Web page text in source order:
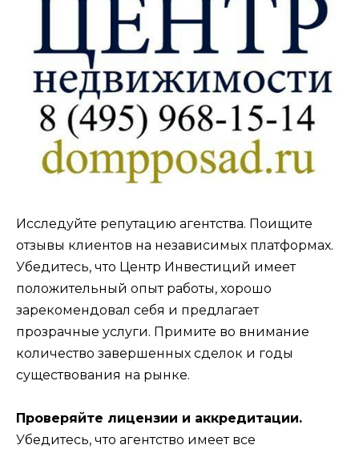
Исследуйте репутацию агентства. Поищите
отзывы клиентов на независимых платформах.
Убедитесь, что Центр Инвестиций имеет
положительный опыт работы, хорошо
зарекомендовал себя и предлагает
прозрачные услуги. Примите во внимание
количество завершенных сделок и годы
существования на рынке.
Проверяйте лицензии и аккредитации.
Убедитесь, что агентство имеет все